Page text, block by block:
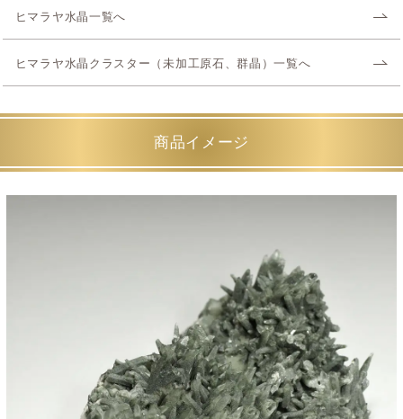
ヒマラヤ水晶一覧へ
ヒマラヤ水晶クラスター（未加工原石、群晶）一覧へ
商品イメージ